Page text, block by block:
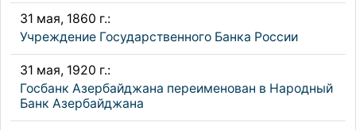
31 мая, 1860 г.:
Учреждение Государственного Банка России
31 мая, 1920 г.:
Госбанк Азербайджана переименован в Народный
Банк Азербайджана